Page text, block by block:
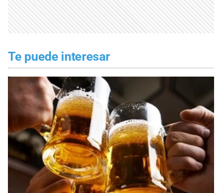
Te puede interesar